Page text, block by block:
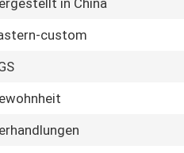
in China
custom